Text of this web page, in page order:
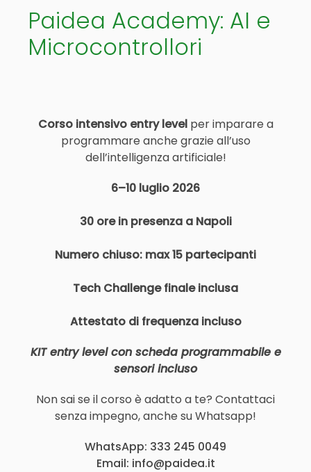
Paidea Academy: AI e
Microcontrollori
Corso intensivo entry levelper imparare a
programmare anche grazie all’uso
dell’intelligenza artificiale!
6–10 luglio 2026
30 ore in presenza a Napoli
Numero chiuso: max 15 partecipanti
Tech Challenge finale inclusa
Attestato di frequenza incluso
KIT entry level con scheda programmabile e
sensori incluso
Non sai se il corso è adatto a te? Contattaci
senza impegno, anche su Whatsapp!
WhatsApp: 333 245 0049
Email: info@paidea.it